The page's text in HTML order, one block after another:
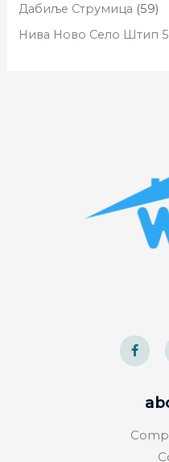
Дабиље Струмица (59)
Нива Ново Село Штип